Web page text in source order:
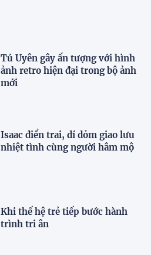
Tú Uyên gây ấn tượng với hình
ảnh retro hiện đại trong bộ ảnh
mới
Isaac điển trai, dí dỏm giao lưu
nhiệt tình cùng người hâm mộ
Khi thế hệ trẻ tiếp bước hành
trình tri ân